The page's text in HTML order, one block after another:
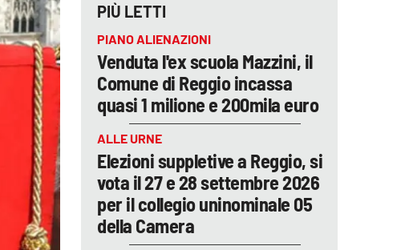
PIÙ LETTI
PIANO ALIENAZIONI
Venduta l'ex scuola Mazzini, il
Comune di Reggio incassa
quasi 1 milione e 200mila euro
ALLE URNE
Elezioni suppletive a Reggio, si
vota il 27 e 28 settembre 2026
per il collegio uninominale 05
della Camera